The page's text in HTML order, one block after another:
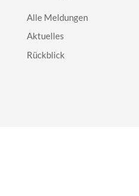
Alle Meldungen
Aktuelles
Rückblick